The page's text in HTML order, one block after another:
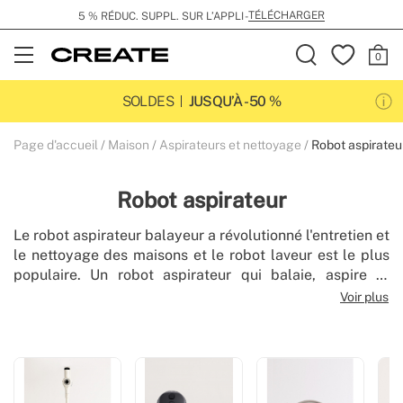
5 % RÉDUC. SUPPL. SUR L’APPLI -TÉLÉCHARGER
Open
Menu
SOLDES
JUSQU’À -50 %
Page d'accueil Maison Aspirateurs et nettoyage Robot
Robot aspirateur
Le robot aspirateur balayeur a révolutionné l'entretien et
le nettoyage des maisons et le robot laveur est le plus
populaire. Un robot aspirateur qui balaie, aspire et
passe la serpillière en même temps, en appuyant sur un
Voir plus